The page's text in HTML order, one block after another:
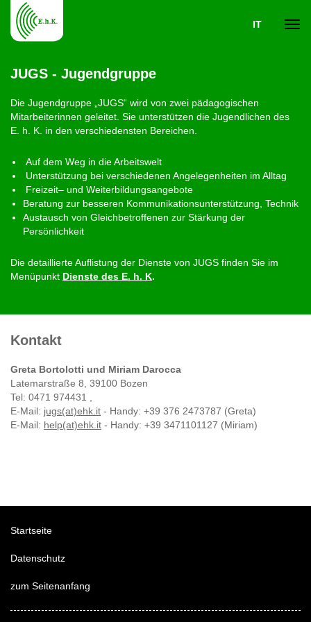
IT
JUGS - Jugendgruppe
Die Jugendgruppe „JUGS“ wird von zwei pädagogischen
Mitarbeiterinnen geleitet. Sie unterstützen die Jugendlichen des
E. h. K. in den verschiedensten Bereichen.
Auf dem Weg in die Arbeitswelt
Unterstützung bei verschiedenen Angelegenheiten im Alltag
Freizeit– und Weiterbildungsangebote
Beratung zur besseren Kommunikationsunterstützung, Technik
Austausch von Gleichbetroffenen zur Stärkung der
Persönlichkeit
Die detaillierte Auflistung der Dienste von JUGS finden Sie im
Menüpunkt Dienste des E. h. K.
Kontakt
Greta Bortolotti und Miriam Darocca
Latemarstraße 8, 39100 Bozen
Tel: 0471 974431 ,
E-Mail: jugs(at)ehk.it - Handy: +39 376 2473787 (Greta)
E-Mail: help(at)ehk.it - Handy: +39 3471101127 (Miriam)
Startseite
Datenschutz
zum Seitenanfang